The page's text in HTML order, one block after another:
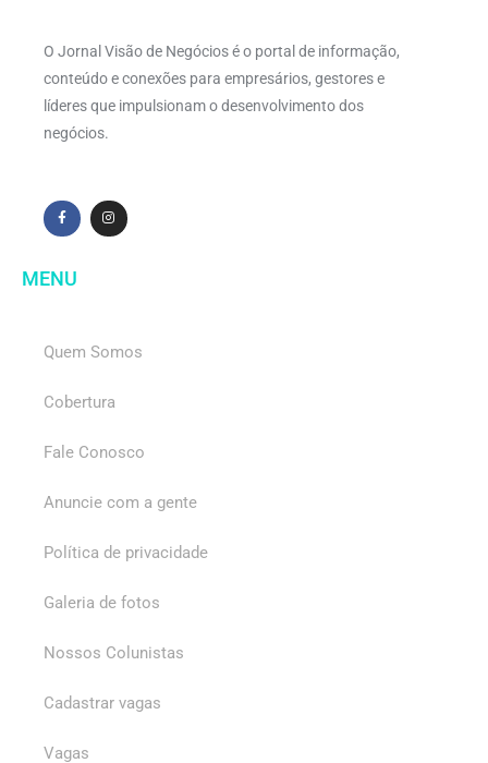
O Jornal Visão de Negócios é o portal de informação,
conteúdo e conexões para empresários, gestores e
líderes que impulsionam o desenvolvimento dos
negócios.
MENU
Quem Somos
Cobertura
Fale Conosco
Anuncie com a gente
Política de privacidade
Galeria de fotos
Nossos Colunistas
Cadastrar vagas
Vagas